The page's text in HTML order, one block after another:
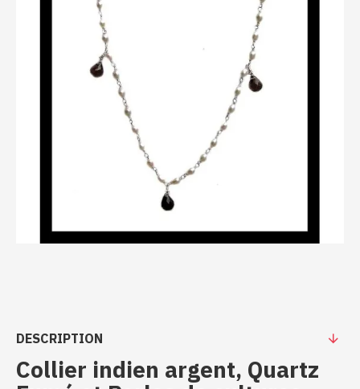
DESCRIPTION
Collier indien argent, Quartz